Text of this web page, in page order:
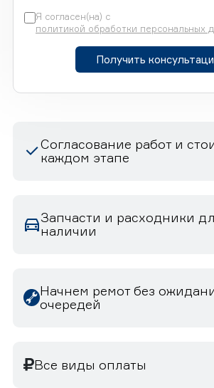
Я согласен(на) с
политикой обработки персональных
Получить
Согласование работ и
каждом этапе
Запчасти и расходники
наличии
Начнем ремот без
очередей
Все виды оплаты